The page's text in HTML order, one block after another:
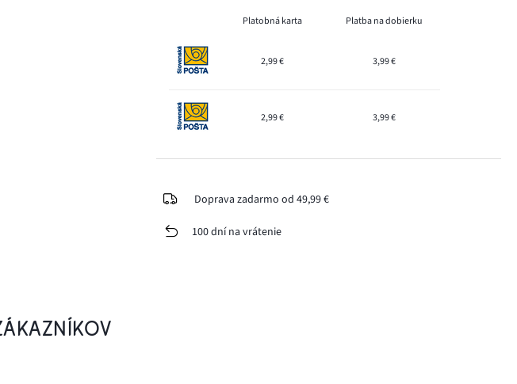
Platobná karta Platba na dobierku
2,99 € 3,99 €
2,99 € 3,99 €
Doprava zadarmo od 49,99 €
100 dní na vrátenie